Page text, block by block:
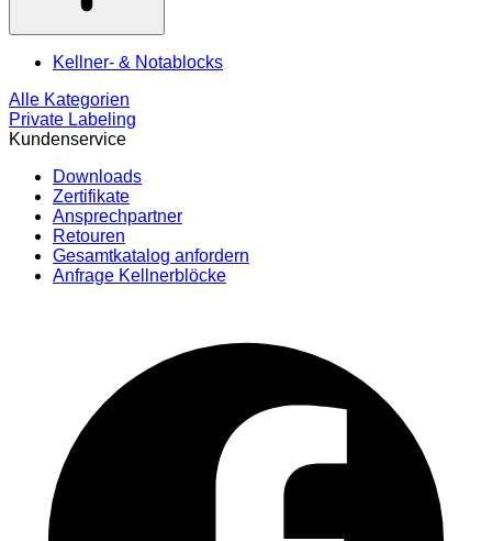
Kellner- & Notablocks
Alle Kategorien
Private Labeling
Kundenservice
Downloads
Zertifikate
Ansprechpartner
Retouren
Gesamtkatalog anfordern
Anfrage Kellnerblöcke